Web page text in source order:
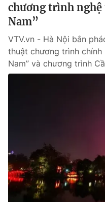
chương trình nghệ
Nam”
VTV.vn - Hà Nội bắn
thuật chương trình chính
Nam” và chương trình